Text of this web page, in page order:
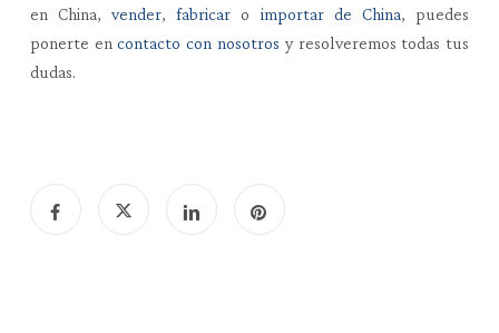
en China,vender,fabricar o importar de China, puedes
ponerte encontacto con nosotros y resolveremos todas tus
dudas.